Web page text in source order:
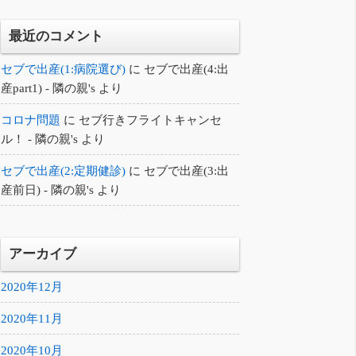
最近のコメント
セブで出産(1:病院選び) に セブで出産(4:出
産part1) - 隣の親's より
コロナ問題 に セブ行きフライトキャンセ
ル！ - 隣の親's より
セブで出産(2:定期健診) に セブで出産(3:出
産前日) - 隣の親's より
アーカイブ
2020年12月
2020年11月
2020年10月